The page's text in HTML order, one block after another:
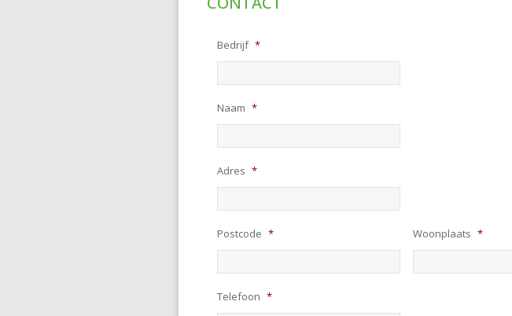
Bedrijf *
Naam *
Adres *
Postcode * Woonplaats *
Telefoon *